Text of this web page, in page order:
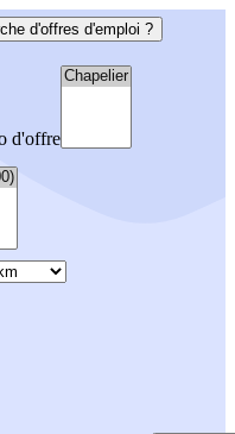
d'offres d'emploi ?
d'offre